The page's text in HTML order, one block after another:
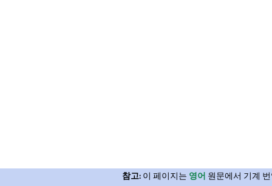
참고:이 페이지는 영어 원문에서 기계